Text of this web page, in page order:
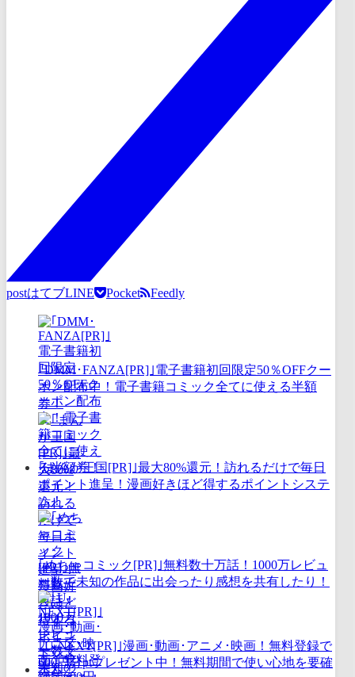
postはてブLINE Pocket Feedly
｢DMM･FANZA[PR]｣電子書籍初回限定50％OFFクー
ポン配布中！電子書籍コミック全てに使える半額
券！
｢まんが王国[PR]｣最大80%還元！訪れるだけで毎日
ポイント進呈！漫画好きほど得するポイントシステ
ム！
｢めちゃコミック[PR]｣無料数十万話！1000万レビュ
ー数で未知の作品に出会ったり感想を共有したり！
｢U-NEXT[PR]｣漫画･動画･アニメ･映画！無料登録で
600円分ptプレゼント中！無料期間で使い心地を要確